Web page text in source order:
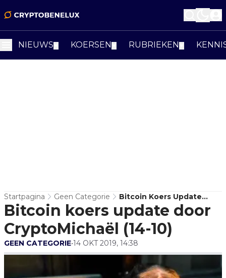
NIEUWS KOERSEN RUBRIEKEN
Startpagina Geen Categorie
Bitcoin Koers Update
Door CryptoMichaël (14-
10)
Bitcoin koers update door
CryptoMichaël (14-10)
GEEN CATEGORIE•14 OKT 2019, 14:38